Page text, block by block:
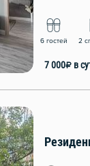
6 гостей 2
7 000₽ в